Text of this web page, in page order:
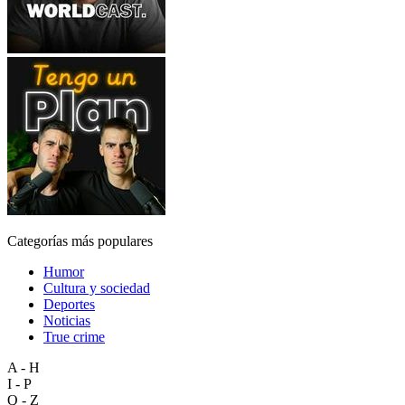
Categorías más populares
Humor
Cultura y sociedad
Deportes
Noticias
True crime
A - H
I - P
Q - Z